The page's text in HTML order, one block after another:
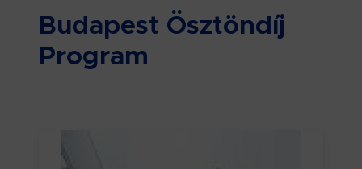
Budapest Ösztöndíj
Program